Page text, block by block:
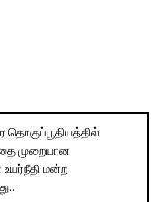
தொகுப்பூதியத்தில்
முறையான
மன்ற